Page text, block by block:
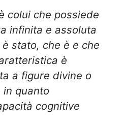
colui che possiede
infinita e assoluta
stato, che è e che
è
a figure divine o
quanto
cognitive